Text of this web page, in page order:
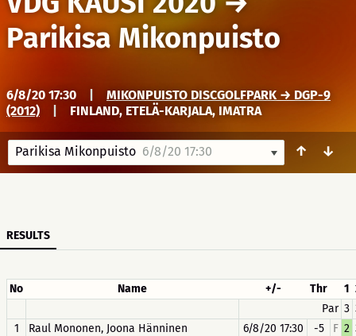
Parikisa Mikonpuisto
6/8/20 17:30
MIKONPUISTO DISCGOLFPARK → DGP-9
(2012)
FINLAND, ETELÄ-KARJALA, IMATRA
Parikisa Mikonpuisto 6/8/20 17:30 ↑ ↓
RESULTS
No Name +/- Thr 1
Par 3
1
Raul Mononen, Joona Hänninen 6/8/20 17:30 -5 F 2